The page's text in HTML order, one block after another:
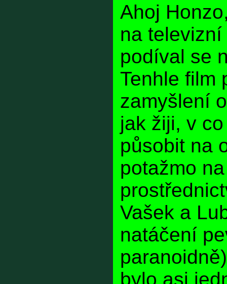
Ahoj
na
podíval se
Tenhle film
zamyšlení
jak žiji, v
působit na
potažmo
Vašek a
natáčení
bylo asi